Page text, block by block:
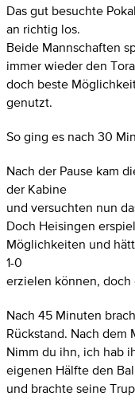
Das gut besuchte
an richtig los.
Beide Mannschaften
immer wieder den
doch beste
genutzt.
So ging es nach 30
Nach der Pause kam
der Kabine
und versuchten nun
Doch Heisingen
Möglichkeiten und
1-0
erzielen können, doch
Nach 45 Minuten
Rückstand. Nach dem
Nimm du ihn, ich hab
eigenen Hälfte den
und brachte seine